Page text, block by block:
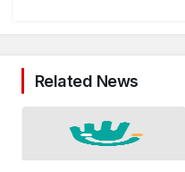
Related News